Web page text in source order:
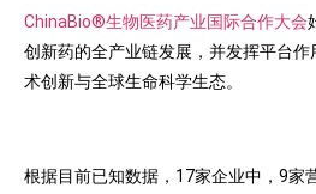
ChinaBio®生物医药产业国际合作大会
创新药的全产业链发展，并发挥平台
术创新与全球生命科学生态。
根据目前已知数据，17家企业中，9家